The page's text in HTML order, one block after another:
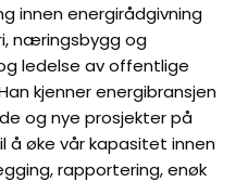
innen energirådgivning
næringsbygg og
ledelse av offentlige
kjenner energibransjen
og nye prosjekter på
øke vår kapasitet innen
rapportering, enøk